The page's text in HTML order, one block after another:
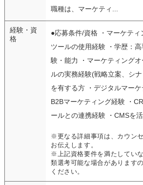
職種は、マーケティ...
経験・資
格
●応募条件/資格 ・マーケテ
ツールの使用経験 ・学歴：
験・能力 ・マーケティング
ルの実務経験(戦略立案、シ
を有する方 ・デジタルマーケ
B2Bマーケティング経験 ・
ールとの連携経験 ・CMSを活
※更なる詳細事項は、カウン
お伝えします。
※上記資格要件を満たしてい
類選考可能な場合があります
ください。